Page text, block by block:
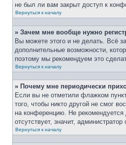
не был ли вам закрыт доступ к
Вернуться к началу
» Зачем мне вообще нужно
Вы можете этого и не делать. Всё
дополнительные возможности,
поэтому мы рекомендуем это
Вернуться к началу
» Почему мне периодически
Если вы не отметили флажком
того, чтобы никто другой не смог
на конференцию. Не рекомендуется
отсутствует, значит,
Вернуться к началу